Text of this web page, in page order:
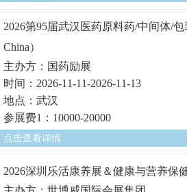
2026第95届武汉医药原料药/中间体/
China）
主办方：国药励展
时间：2026-11-11-2026-11-13
地点：武汉
参展费1：10000-20000
点击查看详情
2026深圳乐活康养展＆健康与营养保